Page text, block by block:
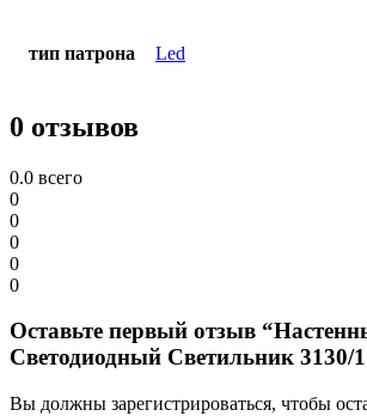
тип патрона Led
0 отзывов
0.0 всего
0
0
0
0
0
Оставьте первый отзыв
Светодиодный Светильник 3130/
Вы должны зарегистрироваться, чтобы